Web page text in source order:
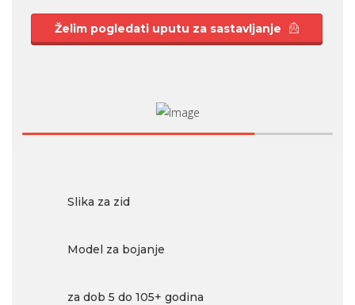
Želim pogledati uputu za sastavljanje
Slika za zid
Model za bojanje
za dob 5 do 105+ godina